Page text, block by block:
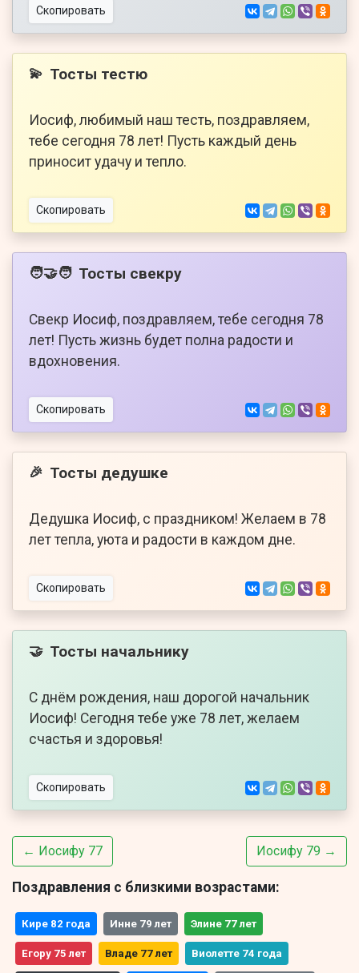
Скопировать
💫 Тосты тестю
Иосиф, любимый наш тесть, поздравляем,
тебе сегодня 78 лет! Пусть каждый день
приносит удачу и тепло.
Скопировать
🧑‍🤝‍🧑 Тосты свекру
Свекр Иосиф, поздравляем, тебе сегодня 78
лет! Пусть жизнь будет полна радости и
вдохновения.
Скопировать
🎉 Тосты дедушке
Дедушка Иосиф, с праздником! Желаем в 78
лет тепла, уюта и радости в каждом дне.
Скопировать
🤝 Тосты начальнику
С днём рождения, наш дорогой начальник
Иосиф! Сегодня тебе уже 78 лет, желаем
счастья и здоровья!
Скопировать
← Иосифу 77 Иосифу 79 →
Поздравления с близкими возрастами:
Кире 82 года Инне 79 лет Элине 77 лет
Егору 75 лет Владе 77 лет Виолетте 74 года